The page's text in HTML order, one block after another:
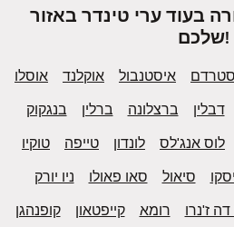
בעוד ערי טינדר באזור
שלכם!
אוסלו אוקלנד איסטנבול
בנגקוק
ברלין ברצלונה דבלין
טוקיו
טייפה לונדון לוס אנג'לס
ניו יורק
סאו פאולו סיאול
קופנהגן
קייפטאון רומא דה ז'נרו